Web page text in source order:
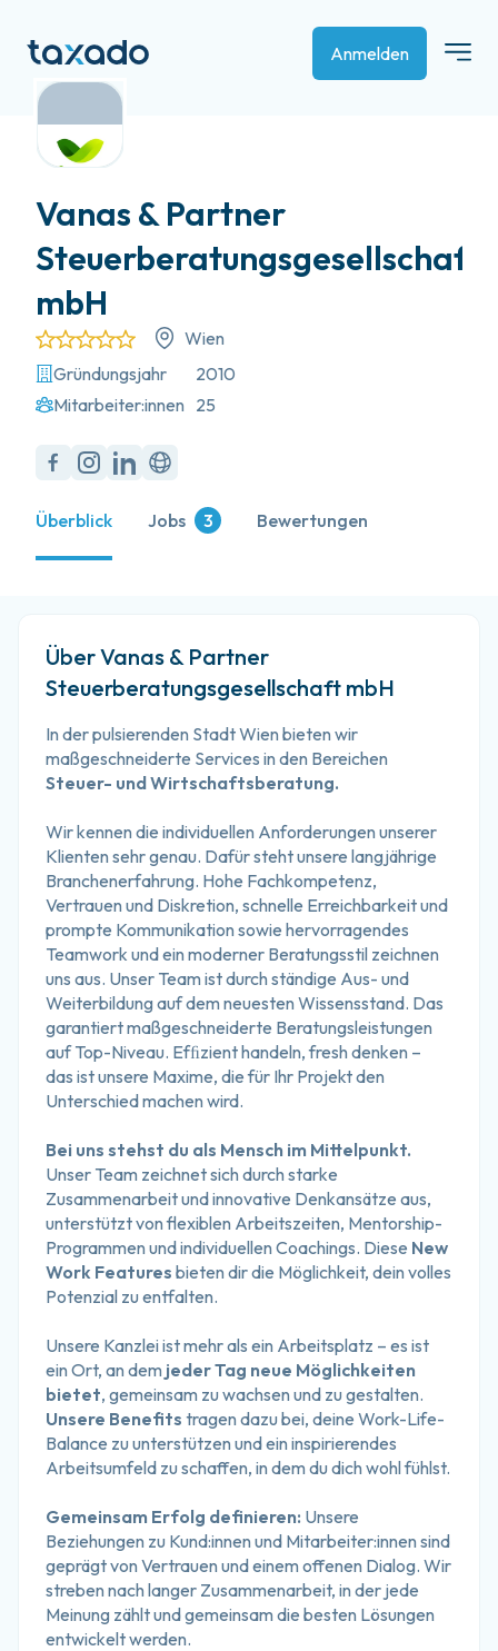
Anmelden
Vanas & Partner
Steuerberatungsgesellschaft
mbH
Wien
Gründungsjahr
2010
Mitarbeiter:innen 25
Überblick Jobs 3 Bewertungen
Über Vanas & Partner
Steuerberatungsgesellschaft mbH
In der pulsierenden Stadt Wien bieten wir
Steuer- und Wirtschaftsberatung.
Wir kennen die individuellen Anforderungen unserer
Klienten sehr genau. Dafür steht unsere langjährige
Branchenerfahrung. Hohe Fachkompetenz,
Vertrauen und Diskretion, schnelle Erreichbarkeit und
prompte Kommunikation sowie hervorragendes
Teamwork und ein moderner Beratungsstil zeichnen
uns aus. Unser Team ist durch ständige Aus- und
Weiterbildung auf dem neuesten Wissensstand. Das
garantiert maßgeschneiderte Beratungsleistungen
auf Top-Niveau. Efﬁzient handeln, fresh denken –
das ist unsere Maxime, die für Ihr Projekt den
Unterschied machen wird.
Bei uns stehst du als Mensch im Mittelpunkt.
Unser Team zeichnet sich durch starke
Zusammenarbeit und innovative Denkansätze aus,
unterstützt von flexiblen Arbeitszeiten, Mentorship-
Programmen und individuellen Coachings. Diese New
Work Features bieten dir die Möglichkeit, dein volles
Potenzial zu entfalten.
Unsere Kanzlei ist mehr als ein Arbeitsplatz – es ist
ein Ort, an dem jeder Tag neue Möglichkeiten
bietet
Unsere Benefits tragen dazu bei, deine Work-Life-
Balance zu unterstützen und ein inspirierendes
Arbeitsumfeld zu schaffen, in dem du dich wohl fühlst.
Gemeinsam Erfolg definieren: Unsere
Beziehungen zu Kund:innen und Mitarbeiter:innen sind
geprägt von Vertrauen und einem offenen Dialog. Wir
streben nach langer Zusammenarbeit, in der jede
Meinung zählt und gemeinsam die besten Lösungen
entwickelt werden.